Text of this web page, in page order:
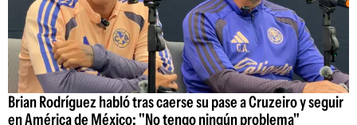
Brian Rodríguez habló tras caerse su pase a Cruzeiro y seguir
en América de México: "No tengo ningún problema"